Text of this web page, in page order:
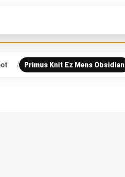
Primus Knit Ez Mens Obsidian